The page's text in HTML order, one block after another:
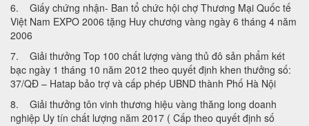
6. Giấy chứng nhận- Ban tổ chức hội chợ Thương Mại Quốc tế
Việt Nam EXPO 2006 tặng Huy chương vàng ngày 6 tháng 4 năm
2006
7. Giải thưởng Top 100 chất lượng vàng thủ đô sản phẩm két
bạc ngày 1 tháng 10 năm 2012 theo quyết định khen thưởng số:
37/QĐ – Hatap bảo trợ và cấp phép UBND thành Phố Hà Nội
8. Giải thưởng tôn vinh thương hiệu vàng thăng long doanh
nghiệp Uy tín chất lượng năm 2017 ( Cấp theo quyết định số